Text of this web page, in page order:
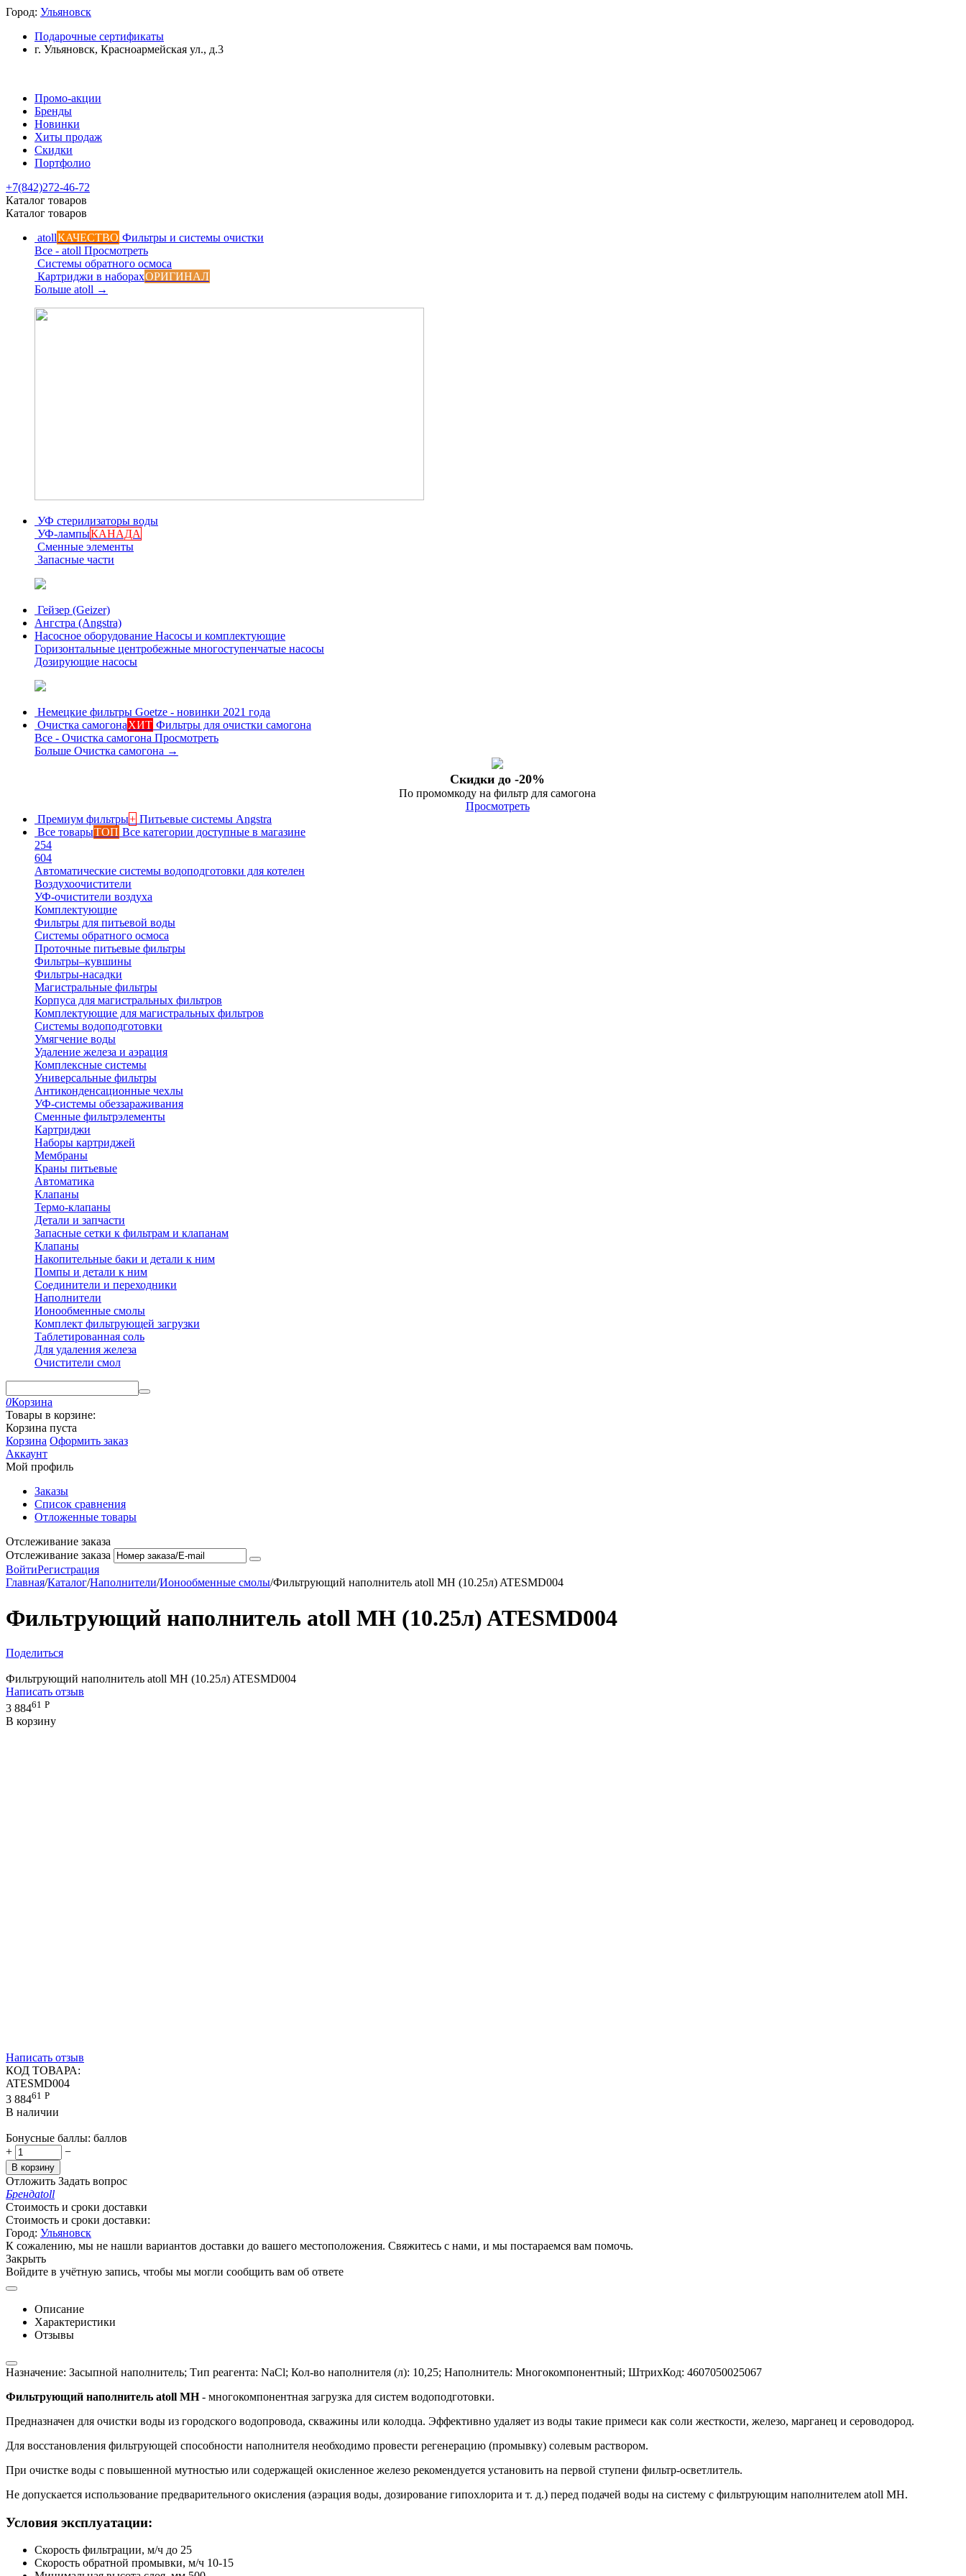
Город: Ульяновск
Подарочные сертификаты
г. Ульяновск, Красноармейская ул., д.3
Промо-акции
Бренды
Новинки
Хиты продаж
Скидки
Портфолио
+7(842)272-46-72
Каталог товаров
Каталог товаров
atollКАЧЕСТВО Фильтры и системы очистки
Все - atoll Просмотреть
Системы обратного осмоса
Картриджи в наборахОРИГИНАЛ
Больше atoll →
УФ стерилизаторы воды
УФ-лампыКАНАДА
Сменные элементы
Запасные части
Гейзер (Geizer)
Ангстра (Angstra)
Насосное оборудование Насосы и комплектующие
Горизонтальные центробежные многоступенчатые насосы
Дозирующие насосы
Немецкие фильтры Goetze - новинки 2021 года
Очистка самогонаХИТ Фильтры для очистки самогона
Все - Очистка самогона Просмотреть
Больше Очистка самогона →
Скидки до -20%
По промомкоду на фильтр для самогона
Просмотреть
Премиум фильтры+ Питьевые системы Angstra
Все товарыТОП Все категории доступные в магазине
254
604
Автоматические системы водоподготовки для котелен
Воздухоочистители
УФ-очистители воздуха
Комплектующие
Фильтры для питьевой воды
Системы обратного осмоса
Проточные питьевые фильтры
Фильтры–кувшины
Фильтры-насадки
Магистральные фильтры
Корпуса для магистральных фильтров
Комплектующие для магистральных фильтров
Системы водоподготовки
Умягчение воды
Удаление железа и аэрация
Комплексные системы
Универсальные фильтры
Антиконденсационные чехлы
УФ-системы обеззараживания
Сменные фильтрэлементы
Картриджи
Наборы картриджей
Мембраны
Краны питьевые
Автоматика
Клапаны
Термо-клапаны
Детали и запчасти
Запасные сетки к фильтрам и клапанам
Клапаны
Накопительные баки и детали к ним
Помпы и детали к ним
Соединители и переходники
Наполнители
Ионообменные смолы
Комплект фильтрующей загрузки
Таблетированная соль
Для удаления железа
Очистители смол
0Корзина
Товары в корзине:
Корзина пуста
Корзина Оформить заказ
Аккаунт
Мой профиль
Заказы
Список сравнения
Отложенные товары
Отслеживание заказа
Отслеживание заказа
ВойтиРегистрация
Главная/Каталог/Наполнители/Ионообменные смолы/Фильтрующий наполнитель atoll MH (10.25л) ATESMD004
Фильтрующий наполнитель atoll MH (10.25л) ATESMD004
Поделиться
Фильтрующий наполнитель atoll MH (10.25л) ATESMD004
Написать отзыв
3 88461 Р
В корзину
Написать отзыв
КОД ТОВАРА:
ATESMD004
3 88461 Р
В наличии
Бонусные баллы: баллов
+
−
В корзину
Отложить Задать вопрос
Брендatoll
Стоимость и сроки доставки
Стоимость и сроки доставки:
Город: Ульяновск
К сожалению, мы не нашли вариантов доставки до вашего местоположения. Свяжитесь с нами, и мы постараемся вам помочь.
Закрыть
Войдите в учётную запись, чтобы мы могли сообщить вам об ответе
Описание
Характеристики
Отзывы
Назначение: Засыпной наполнитель; Тип реагента: NaCl; Кол-во наполнителя (л): 10,25; Наполнитель: Многокомпонентный; ШтрихКод: 4607050025067
Фильтрующий наполнитель atoll МН- многокомпонентная загрузка для систем водоподготовки.
Предназначен для очистки воды из городского водопровода, скважины или колодца. Эффективно удаляет из воды такие примеси как соли жесткости, железо, марганец и сероводород.
Для восстановления фильтрующей способности наполнителя необходимо провести регенерацию (промывку) солевым раствором.
При очистке воды с повышенной мутностью или содержащей окисленное железо рекомендуется установить на первой ступени фильтр-осветлитель.
Не допускается использование предварительного окисления (аэрация воды, дозирование гипохлорита и т. д.) перед подачей воды на систему с фильтрующим наполнителем atoll MН.
Условия эксплуатации:
Скорость фильтрации, м/ч до 25
Скорость обратной промывки, м/ч 10-15